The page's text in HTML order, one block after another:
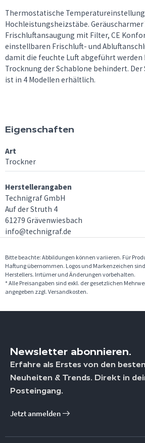
Thermostatische Temperatureinstellung
Hochleistungsheizstäbe.
Frischluftansaugung mit Filter, CE
einstellbaren Frischluft- und
damit die feuchte Luft abgeführt werden
Trocknung der Schablone behindert.
ist in 4 Modellen erhältlich.
Eigenschaften
Art
Trockner
Herstellerangaben
Technigraf GmbH
Auf der Struth 4
61279 Grävenwiesbach
info@technigraf.de
Bitte beachte: Abbildungen können variieren. Für
Haftung übernommen. Logos und Markenzeichen
Herstellers. Irrtümer und Änderungen vorbehalten.
* Alle Preisangaben sind exkl. der gesetzlichen
angegeben zzgl. Versandkosten.
Newsletter abonnieren.
Erfahre als Erstes von den
Neuheiten & Trends. Direkt in
Posteingang.
Jetzt anmelden